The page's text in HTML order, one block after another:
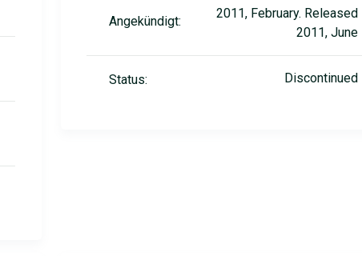
Angekündigt:
2011, February. Released
2011, June
Status: Discontinued